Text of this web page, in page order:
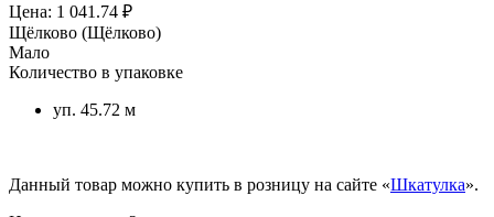
Цена: 1 041.74 ₽
Щёлково (Щёлково)
Мало
Количество в упаковке
уп. 45.72 м
Данный товар можно купить в розницу на сайте «Шкатулка».